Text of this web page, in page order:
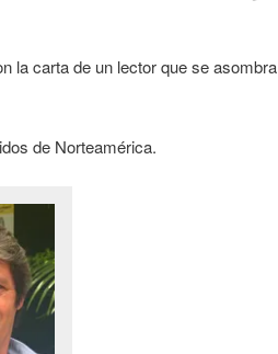
la carta de un lector que se asombra
de Norteamérica.